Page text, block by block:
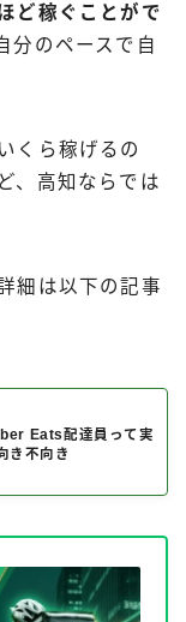
ど稼ぐことがで
分のペースで自
くら稼げるの
、高知ならでは
細は以下の記事
Eats配達員って実
き不向き